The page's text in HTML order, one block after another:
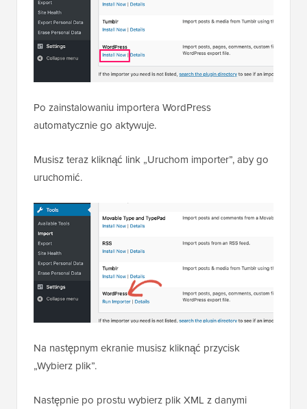
Po zainstalowaniu importera WordPress
automatycznie go aktywuje.
Musisz teraz kliknąć link „Uruchom importer”, aby go
uruchomić.
Na następnym ekranie musisz kliknąć przycisk
„Wybierz plik”.
Następnie po prostu wybierz plik XML z danymi